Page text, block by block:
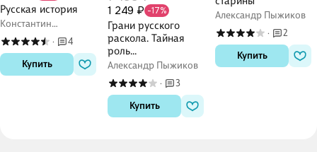
Русская история
Константин
Бестужев-Рюмин
·
4
Купить
1 249 ₽ -17%
Грани русского
раскола. Тайная
роль
старообрядчества
от 17 века до 17
года
Александр Пыжиков
·
3
Купить
Александр Пыжиков
·
2
Купить